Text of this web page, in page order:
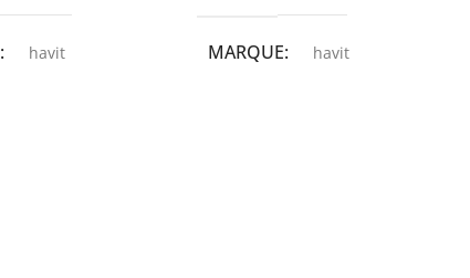
havit MARQUE havit